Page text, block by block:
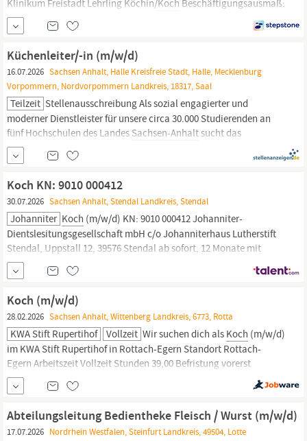
Klinikum Freistadt Lehrling Köchin/Koch Beschäftigungsausmaß:
Vollzeit (38,5 Wochenstunden) Bewerbungsfrist : 30.11.2026
Befristung: befristet für die Lehrausbildung (3 Jahre), Behaltefrist
Einstufung: gemäß Richtlinie für Lehrlinge im oö. Landesdienst
idgF (Bruttomonatsgehalt von mindestens EUR
Küchenleiter/-in (m/w/d)
16.07.2026 Sachsen Anhalt, Halle Kreisfreie Stadt, Halle, Mecklenburg
Vorpommern, Nordvorpommern Landkreis, 18317, Saal
Teilzeit Stellenausschreibung Als sozial engagierter und
moderner Dienstleister für unsere circa 30.000 Studierenden an
fünf Hochschulen des Landes Sachsen-Anhalt sucht das
Studentenwerk Halle zum 1. Oktober 2026 einen engagierten/eine
engagierte Küchenleiter/-in (m/w/d) für eine unserer Mensen am
Koch KN: 9010 000412
30.07.2026 Sachsen Anhalt, Stendal Landkreis, Stendal
Johanniter Koch (m/w/d) KN: 9010 000412 Johanniter-
Dientslesitungsgesellschaft mbH c/o Johanniterhaus Lutherstift
Stendal, Uppstall 12, 39576 Stendal ab sofort, 12 Monate mit
Option auf Verlängerung/ Entfristung Teilzeit, 25-30 Std./ Woche
Kochen ist Ihre Leidenschaft? Dann sind Sie bei uns genau richtig.
Bewerben Sie sich als
Koch (m/w/d)
28.02.2026 Sachsen Anhalt, Wittenberg Landkreis, 6773, Rotta
KWA Stift Rupertihof Vollzeit Wir suchen dich als Koch (m/w/d)
im KWA Stift Rupertihof in Rottach-Egern Standort Rottach-
Egern Arbeitszeit Vollzeit Stunden 39,00 Befristung vorerst
befristet Jetzt bewerben Das sind deine wichtigsten Aufgaben!
Genuss auf den Teller bringen: Mit Leidenschaft und Kreativität
begeisterst du unsere Bewohnerinnen, Bewohner und Gäste mit
köstlichen Speisen.
Abteilungsleitung Bedientheke Fleisch / Wurst (m/w/d)
17.07.2026 Nordrhein Westfalen, Steinfurt Landkreis, 49504, Lotte